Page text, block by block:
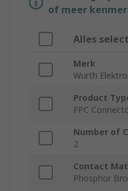
of meer
Alles
Merk
Wurth
Product
FPC
Number of
2
Contact
Phosphor